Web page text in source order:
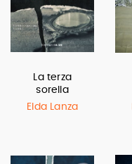
La terza
sorella
Elda Lanza